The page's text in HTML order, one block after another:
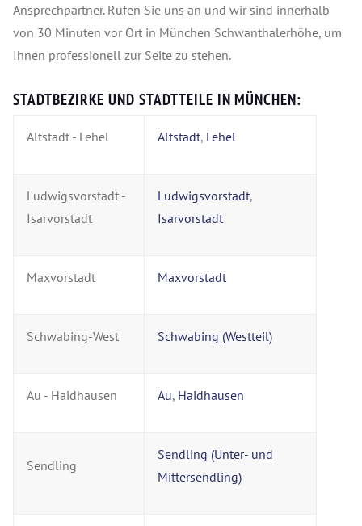
Ansprechpartner. Rufen Sie uns an und wir sind innerhalb
von 30 Minuten vor Ort in München Schwanthalerhöhe, um
Ihnen professionell zur Seite zu stehen.
STADTBEZIRKE UND STADTTEILE IN MÜNCHEN:
Altstadt - Lehel Altstadt, Lehel
Ludwigsvorstadt -
Isarvorstadt
Ludwigsvorstadt,
Isarvorstadt
Maxvorstadt Maxvorstadt
Schwabing-West Schwabing (Westteil)
Au - Haidhausen Au, Haidhausen
Sendling
Sendling (Unter- und
Mittersendling)